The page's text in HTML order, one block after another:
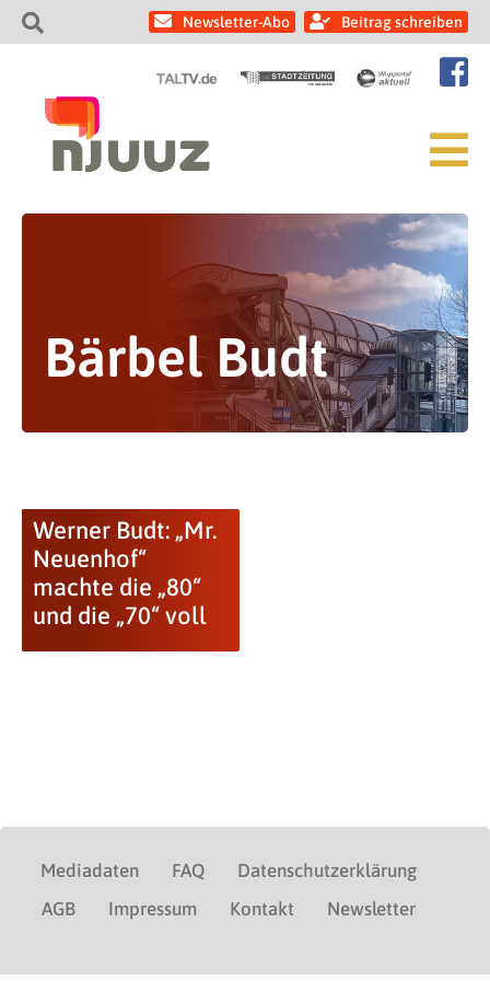
Newsletter-Abo Beitrag schreiben
Bärbel Budt
Werner Budt: „Mr.
Neuenhof“
machte die „80“
und die „70“ voll
Mediadaten FAQ
Datenschutzerklärung
AGB
Impressum Kontakt Newsletter